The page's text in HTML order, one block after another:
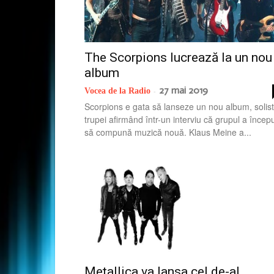
The Scorpions lucrează la un nou
album
Vocea de la Radio - 27 mai 2019
Scorpions e gata să lanseze un nou album,
trupei afirmând într-un interviu că grupul a
să compună muzică nouă. Klaus Meine a...